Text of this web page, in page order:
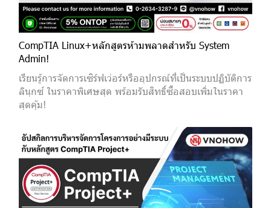
CompTIA Linux+หลักสูตรห้ามพลาดสำหรับ System
Admin!
เรียนรู้การจัดการเซิร์ฟเว่อร์หรืออุปกรณ์ที่เป็นระบบปฏิบัติการ
ลินุกซ์ ในราคาพิเศษสุด พร้อมรับสิทธิ์ซื้อสอบเพิ่มในราคา
สุดคุ้ม!